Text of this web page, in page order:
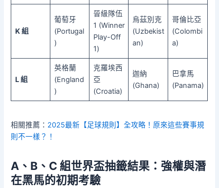
K 組
葡萄牙
(Portugal
)
晉級隊伍
1 (Winner
Play-Off
1)
烏茲別克
(Uzbekist
an)
哥倫比亞
(Colombi
a)
L 組
英格蘭
(England
)
克羅埃西
亞
(Croatia)
迦納
(Ghana)
巴拿馬
(Panama)
相關推薦： 2025最新【足球規則】全攻略！原來這些賽事規
則不一樣？！
A、B、C 組世界盃抽籤結果：強權與潛
在黑馬的初期考驗